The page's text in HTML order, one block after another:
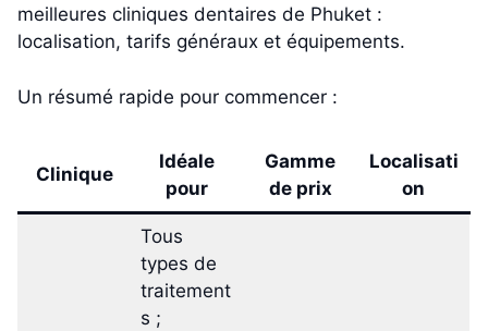
meilleures cliniques dentaires de Phuket :
localisation, tarifs généraux et équipements.
Un résumé rapide pour commencer :
Clinique
Idéale
pour
Gamme
de prix
Localisati
on
Tous
types de
traitement
s ;